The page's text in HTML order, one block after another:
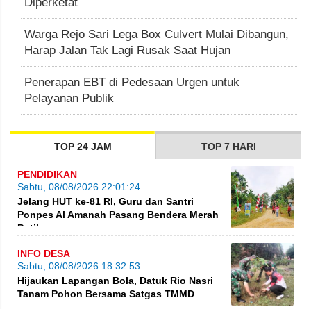
Warga Rejo Sari Lega Box Culvert Mulai Dibangun,
Harap Jalan Tak Lagi Rusak Saat Hujan
Penerapan EBT di Pedesaan Urgen untuk
Pelayanan Publik
TOP 24 JAM TOP 7 HARI
PENDIDIKAN
Sabtu, 08/08/2026 22:01:24
Jelang HUT ke-81 RI, Guru dan Santri
Ponpes Al Amanah Pasang Bendera Merah
Putih
INFO DESA
Sabtu, 08/08/2026 18:32:53
Hijaukan Lapangan Bola, Datuk Rio Nasri
Tanam Pohon Bersama Satgas TMMD